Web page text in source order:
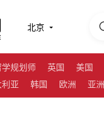
北京
学规划师 英国 美国
利亚 韩国 欧洲 亚洲